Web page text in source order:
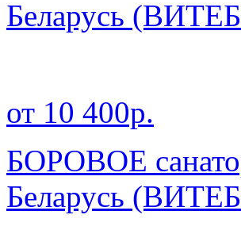
Беларусь
от 10 400р.
БОРОВОЕ
Беларусь